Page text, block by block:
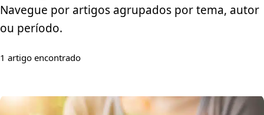
Navegue por artigos agrupados por tema, autor
ou período.
1 artigo encontrado